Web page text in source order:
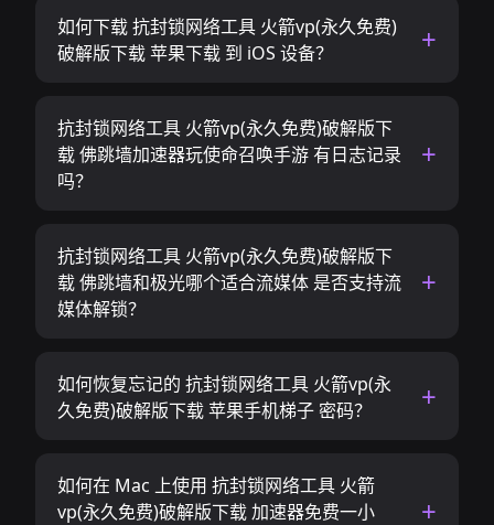
如何下载 抗封锁网络工具 火箭vp(永久免费)
破解版下载 苹果下载 到 iOS 设备？
抗封锁网络工具 火箭vp(永久免费)破解版下
载 佛跳墙加速器玩使命召唤手游 有日志记录
吗？
抗封锁网络工具 火箭vp(永久免费)破解版下
载 佛跳墙和极光哪个适合流媒体 是否支持流
媒体解锁？
如何恢复忘记的 抗封锁网络工具 火箭vp(永
久免费)破解版下载 苹果手机梯子 密码？
如何在 Mac 上使用 抗封锁网络工具 火箭
vp(永久免费)破解版下载 加速器免费一小